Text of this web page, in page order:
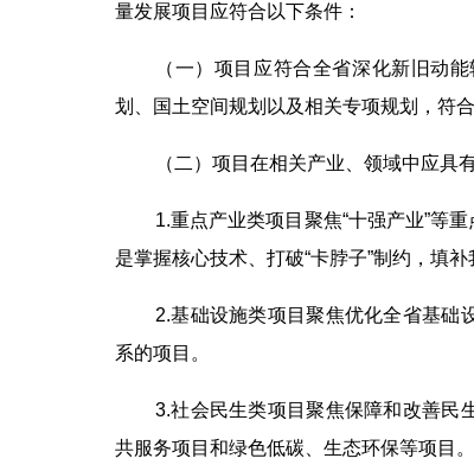
量发展项目应符合以下条件：
（一）项目应符合全省深化新旧动
划、国土空间规划以及相关专项规划，符
（二）项目在相关产业、领域中应具
1.重点产业类项目聚焦“十强产业”等
是掌握核心技术、打破“卡脖子”制约，填
2.基础设施类项目聚焦优化全省基础
系的项目。
3.社会民生类项目聚焦保障和改善民
共服务项目和绿色低碳、生态环保等项目。